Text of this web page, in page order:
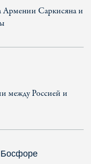
Армении Саркисяна и
между Россией и
Босфоре